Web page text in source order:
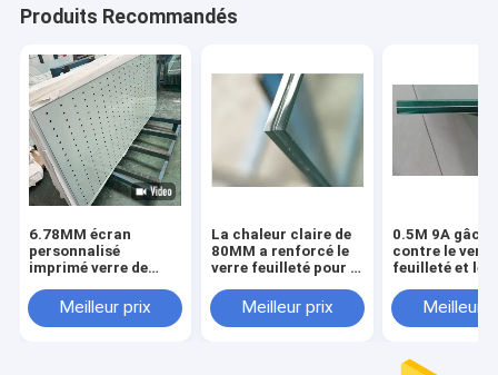
Produits Recommandés
6.78MM écran
personnalisé
imprimé verre de
transparent pour les
portes
Meilleur prix
La chaleur claire de
80MM a renforcé le
verre feuilleté pour le
portes 0,38 Pvb
Meilleur prix
0.5M 9A
contre le verre
feuilleté et le
Meilleur